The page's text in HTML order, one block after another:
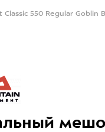
550 Regular Goblin